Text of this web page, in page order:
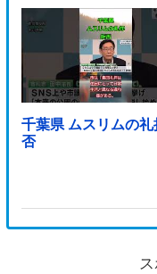
千葉県 ムスリムの礼
否